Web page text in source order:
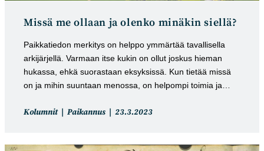
Missä me ollaan ja olenko minäkin siellä?
Paikkatiedon merkitys on helppo ymmärtää tavallisella
arkijärjellä. Varmaan itse kukin on ollut joskus hieman
hukassa, ehkä suorastaan eksyksissä. Kun tietää missä
on ja mihin suuntaan menossa, on helpompi toimia ja…
Artikkelin
Kolumnit Paikannus
Artikkeli
23.3.2023